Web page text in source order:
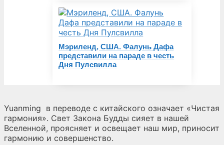
Мэриленд, США. Фалунь Дафа
представили на параде в честь
Дня Пулсвилла
Yuanming в переводе с китайского означает «Чистая
гармония». Свет Закона Будды сияет в нашей
Вселенной, проясняет и освещает наш мир, приносит
гармонию и совершенство.